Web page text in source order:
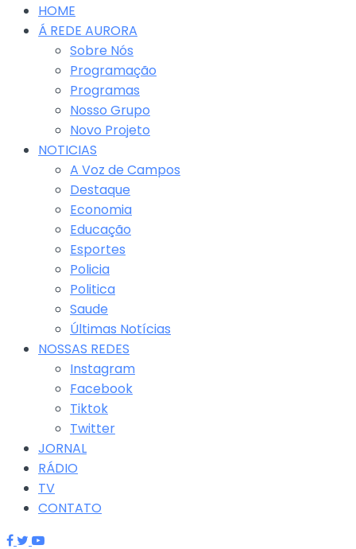
HOME
Á REDE AURORA
Sobre Nós
Programação
Programas
Nosso Grupo
Novo Projeto
NOTICIAS
A Voz de Campos
Destaque
Economia
Educação
Esportes
Policia
Politica
Saude
Últimas Notícias
NOSSAS REDES
Instagram
Facebook
Tiktok
Twitter
JORNAL
RÁDIO
TV
CONTATO